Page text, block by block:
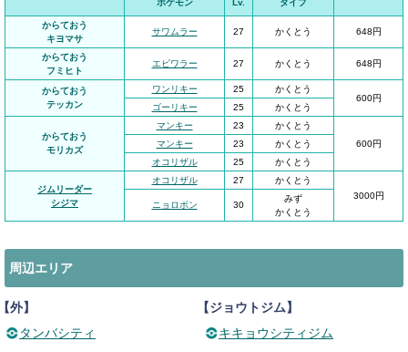
ポケモン
Lv. タイプ
からておう
キヨマサ
サワムラー 27 かくとう 648円
からておう
フミヒト
エビワラー 27 かくとう 648円
からておう
テッカン
ワンリキー 25
かくとう
600円
ゴーリキー
25 かくとう
からておう
モリカズ
マンキー 23
かくとう
600円
マンキー 23
かくとう
オコリザル
25 かくとう
ジムリーダー
シジマ
オコリザル 27
かくとう
3000円
ニョロボン
30
みず
かくとう
周辺エリア
外】
タンバシティ
【ジョウトジム】
キキョウシティジム